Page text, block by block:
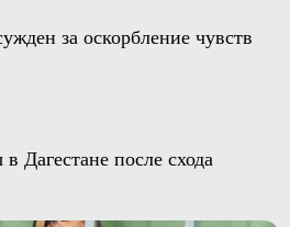
за оскорбление чувств
Дагестане после схода